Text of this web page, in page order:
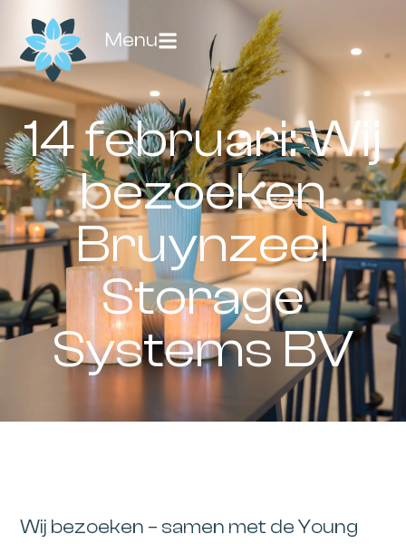
Menu
14 februari: Wij
bezoeken
Bruynzeel
Storage
Systems BV
Wij bezoeken – samen met de Young